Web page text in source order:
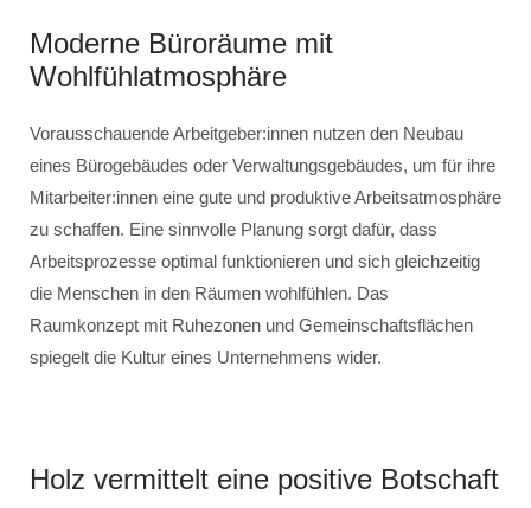
Moderne Büroräume mit
Wohlfühlatmosphäre
Vorausschauende Arbeitgeber:innen nutzen den Neubau
eines Bürogebäudes oder Verwaltungsgebäudes, um für ihre
Mitarbeiter:innen eine gute und produktive Arbeitsatmosphäre
zu schaffen. Eine sinnvolle Planung sorgt dafür, dass
Arbeitsprozesse optimal funktionieren und sich gleichzeitig
die Menschen in den Räumen wohlfühlen. Das
Raumkonzept mit Ruhezonen und Gemeinschaftsflächen
spiegelt die Kultur eines Unternehmens wider.
Holz vermittelt eine positive Botschaft